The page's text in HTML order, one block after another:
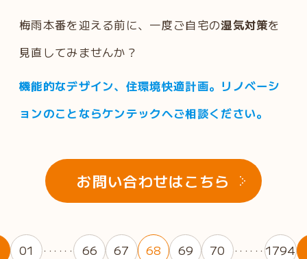
梅雨本番を迎える前に、一度ご自宅の湿気対策を
見直してみませんか？
機能的なデザイン、住環境快適計画。リノベーシ
ョンのことならケンテックへご相談ください。
お問い合わせはこちら
01 ・・・・・・ 66 67 68 69 70 ・・・・・・ 1794